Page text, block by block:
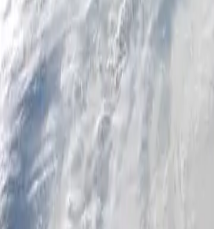
Particuliers
Business
Plateforme
Connexion
Inscription
Aide
Télécharger l'application
Home